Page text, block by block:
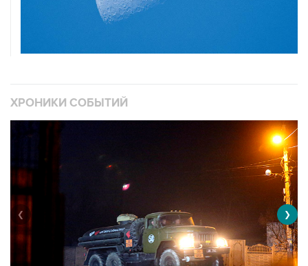
ХРОНИКИ СОБЫТИЙ
❮ ❯